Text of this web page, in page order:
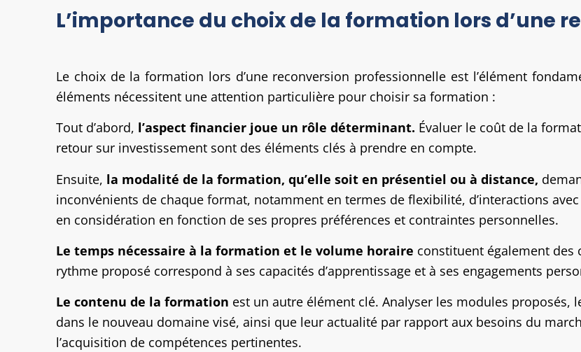
L’importance du choix de la formation lors d’une
Le choix de la formation lors d’une reconversion professionnelle est l’élément
éléments nécessitent une attention particulière pour choisir sa formation :
Tout d’abord, l’aspect financier joue un rôle déterminant. Évaluer le coût de la
retour sur investissement sont des éléments clés à prendre en compte.
Ensuite, la modalité de la formation, qu’elle soit en présentiel ou à distance,
inconvénients de chaque format, notamment en termes de flexibilité, d’interactions
en considération en fonction de ses propres préférences et contraintes personnelles.
Le temps nécessaire à la formation et le volume horaire constituent également des
rythme proposé correspond à ses capacités d’apprentissage et à ses engagements
Le contenu de la formation est un autre élément clé. Analyser les modules proposés,
dans le nouveau domaine visé, ainsi que leur actualité par rapport aux besoins du
l’acquisition de compétences pertinentes.